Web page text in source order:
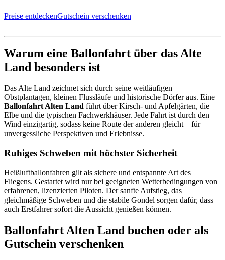
Preise entdeckenGutschein verschenken
Warum eine Ballonfahrt über das Alte
Land besonders ist
Das Alte Land zeichnet sich durch seine weitläufigen
Obstplantagen, kleinen Flussläufe und historische Dörfer aus. Eine
Ballonfahrt Alten Land führt über Kirsch- und Apfelgärten, die
Elbe und die typischen Fachwerkhäuser. Jede Fahrt ist durch den
Wind einzigartig, sodass keine Route der anderen gleicht – für
unvergessliche Perspektiven und Erlebnisse.
Ruhiges Schweben mit höchster Sicherheit
Heißluftballonfahren gilt als sichere und entspannte Art des
Fliegens. Gestartet wird nur bei geeigneten Wetterbedingungen von
erfahrenen, lizenzierten Piloten. Der sanfte Aufstieg, das
gleichmäßige Schweben und die stabile Gondel sorgen dafür, dass
auch Erstfahrer sofort die Aussicht genießen können.
Ballonfahrt Alten Land buchen oder als
Gutschein verschenken